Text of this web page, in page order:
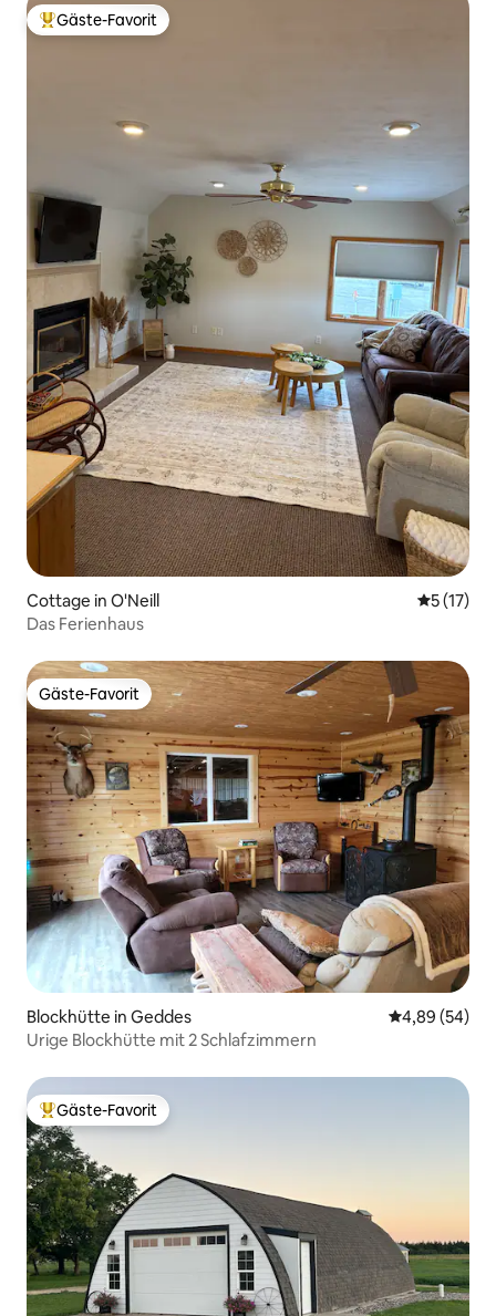
Beliebter Gäste-Favorit.
Gäste-Favorit
Cottage in O'Neill
5 (17)
Das Ferienhaus
Gäste-Favorit
Gäste-Favorit
Blockhütte in Geddes
4,89 (54)
Urige Blockhütte mit 2 Schlafzimmern
Beliebter Gäste-Favorit.
Gäste-Favorit